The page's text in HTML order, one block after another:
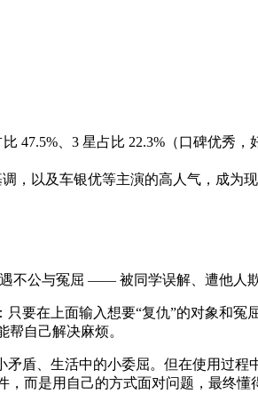
47.5%、3 星占比 22.3%（口碑优秀
，以及车银优等主演的高人气，成为
不公与冤屈 —— 被同学误解、遭他人
要在上面输入想要“复仇”的对象和
自己解决麻烦。
盾、生活中的小委屈。但在使用过
而是用自己的方式面对问题，最终